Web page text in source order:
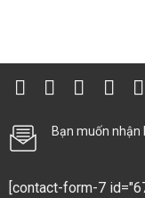
Bạn muốn nhận
[contact-form-7